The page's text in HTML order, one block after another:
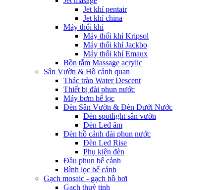
Jet khí pentair
Jet khí china
Máy thổi khí
Máy thổi khí Kripsol
Máy thổi khí Jackbo
Máy thổi khí Emaux
Bồn tắm Massage acrylic
Sân Vườn & Hồ cảnh quan
Thác tràn Water Descent
Thiết bị đài phun nước
Máy bơm bể lọc
Đèn Sân Vườn & Đèn Dưới Nước
Đèn spotlight sân vườn
Đèn Led âm
Đèn hồ cảnh đài phun nước
Đèn Led Rise
Phụ kiện đèn
Đầu phun bể cảnh
Bình lọc bể cảnh
Gạch mosaic - gạch hồ bơi
Gạch thuỷ tinh